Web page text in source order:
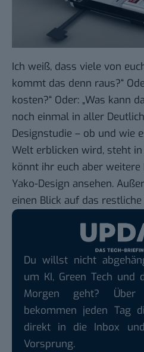
Ich weiß, dass viele von
kommt das denn raus?“
kosten?“ Oder: „Was kann
noch einmal in aller
Designstudie – ob und wie
Welt erblicken wird, steht
könnt ihr euch aber weitere
Yako-Design ansehen.
einen Blick auf das
Du willst nicht
um KI, Green Tech und
Morgen geht? Über
bekommen jeden Tag
direkt in die Inbox
Vorsprung.